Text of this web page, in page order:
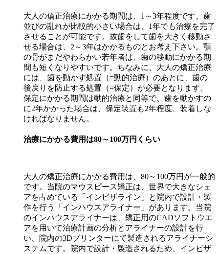
大人の矯正治療にかかる期間は、1～3年程度です。歯
並びの乱れが比較的小さい場合は、1年でも治療を完了
させることが可能です。抜歯をして歯を大きく移動さ
せる場合は、2～3年はかかるものとお考え下さい。顎
の骨がまだやわらかい若年者は、歯の移動にかかる期
間も短くなりやすいです。ちなみに、大人の矯正治療
には、歯を動かす処置（=動的治療）のあとに、歯の
後戻りを防止する処置（=保定）が必要となります。
保定にかかる期間は動的治療と同等で、歯を動かすの
に2年かかった場合は、保定装置も2年程度、装着しな
ければなりません。
治療にかかる費用は80～100万円くらい
大人の矯正治療にかかる費用は、80～100万円が一般的
です。当院のマウスピース矯正は、世界で大きなシェ
アを占めている「インビザライン」と院内で設計・製
作を行う「インハウスアライナー」があります。当院
のインハウスアライナーは、矯正用のCADソフトウエ
アを用いて治療計画の分析とアライナーの設計を行
い、院内の3Dプリンターにて製造されるアライナーシ
ステムです。院内で設計・製造されるため、インビザ